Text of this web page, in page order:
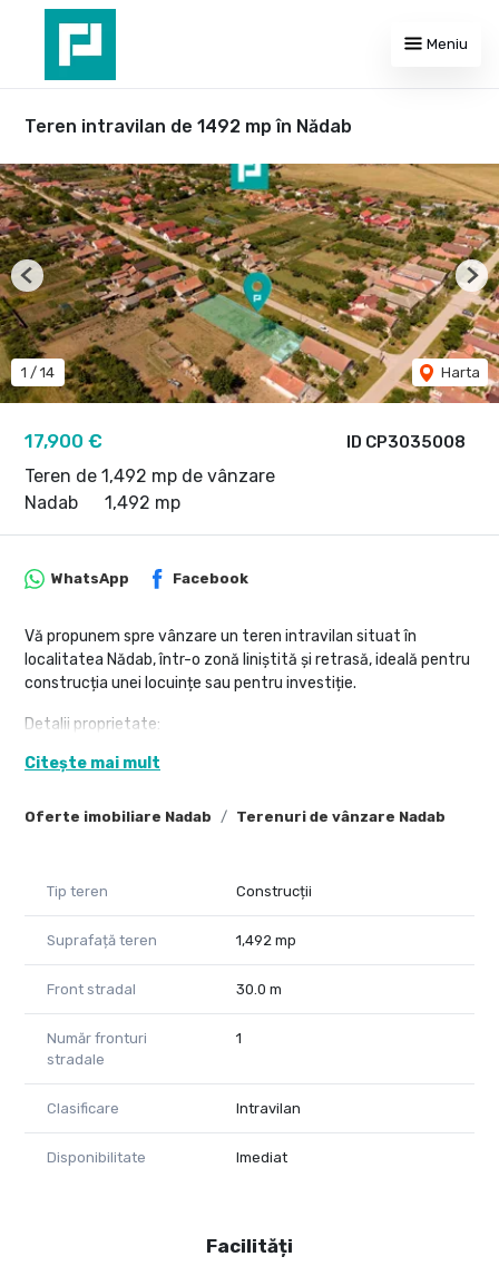
Meniu
Teren intravilan de 1492 mp în Nădab
ID CP3035008
17,900 €
Teren de 1,492 mp de vânzare
Nadab
1,492 mp
1 / 14 Harta
Previous
Oferte imobiliare Nadab Terenuri de vânzare Nadab
WhatsApp Facebook
Vă propunem spre vânzare un teren intravilan situat în
localitatea Nădab, într-o zonă liniștită și retrasă, ideală pentru
construcția unei locuințe sau pentru investiție.
Detalii proprietate:
suprafață totală: 1492 mp
curent electric
gaz
Terenul beneficiază de acces facil și oferă un cadru plăcut,
perfect pentru cei care își doresc liniște și intimitate.
Szekeres Carol
Telefon: 0729 966 649
Email: carol.szekeres@propertylab.ro
Cristina Sipea
Citește mai mult
Tip teren Construcții
Suprafață teren 1,492 mp
Front stradal 30.0 m
Număr fronturi
stradale
1
Clasificare Intravilan
Disponibilitate Imediat
Facilități